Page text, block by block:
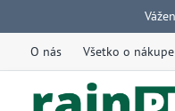
O nás Všetko o nákupe